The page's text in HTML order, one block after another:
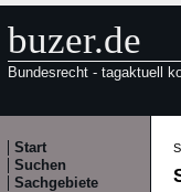
buzer.de
Bundesrecht - tagaktuell
Start
Suchen
Sachgebiete